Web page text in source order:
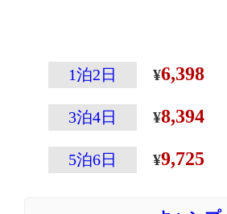
1泊2日 6,398
3泊4日 8,394
5泊6日 9,725